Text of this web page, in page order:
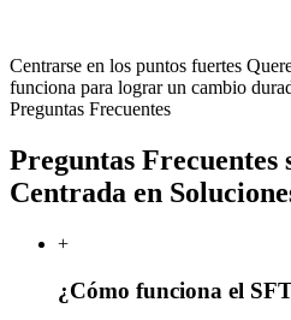
Centrarse en los puntos fuertes
funciona para lograr un cambio
Preguntas Frecuentes
Preguntas Frecuentes
Centrada en
+
¿Cómo funciona el